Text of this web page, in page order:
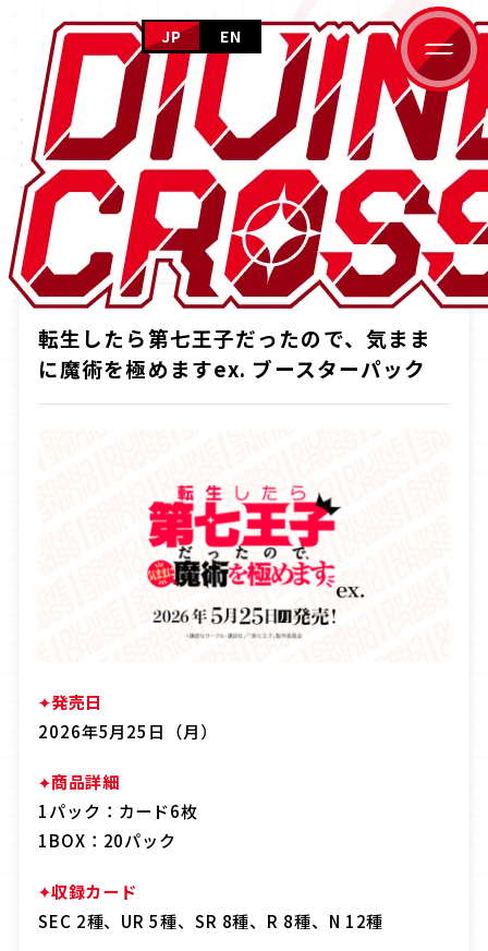
JP EN
HOME
ホーム
NEWS
ニュース
PRODUCTS
商品情報
CARD GALLERY
カードギャラリー
EVENT
イベント
HOW TO PLAY
遊び方
FOR BEGINNERS
はじめての方へ
OFFICIAL
JP EN
PRODUCTS
商品情報
HOME 商品情報 転生したら第七王子だったので、気ままに魔
転生したら第七王子だったので、気まま
に魔術を極めますex. ブースターパック
発売日
2026年5月25日（月）
商品詳細
1パック：カード6枚
1BOX：20パック
収録カード
SEC 2種、UR 5種、SR 8種、R 8種、N 12種